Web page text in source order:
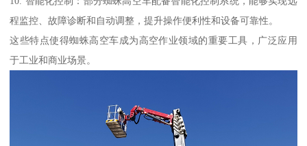
程监控、故障诊断和自动调整，提升操作便利性和设备可靠性。
这些特点使得蜘蛛高空车成为高空作业领域的重要工具，广泛应用
于工业和商业场景。